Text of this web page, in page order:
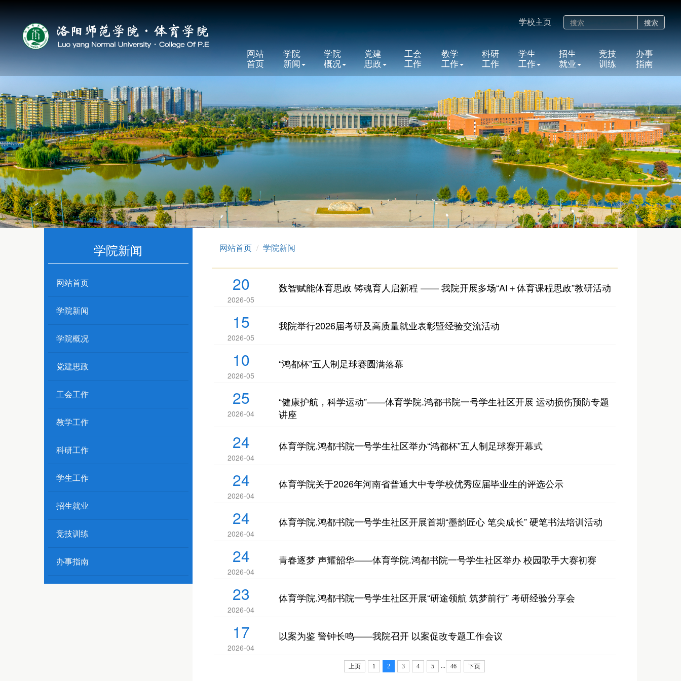
学校主页 搜索
网站
首页
学院
新闻
学院
概况
党建
思政
工会
工作
教学
工作
科研
工作
学生
工作
招生
就业
竞技
训练
办事
指南
学院新闻
网站首页
学院新闻
学院概况
党建思政
工会工作
教学工作
科研工作
学生工作
招生就业
竞技训练
办事指南
网站首页 学院新闻
20
2026-05
数智赋能体育思政 铸魂育人启新程 —— 我院开展多场“AI＋体育课程思政”教研活动
15
2026-05
我院举行2026届考研及高质量就业表彰暨经验交流活动
10
2026-05
“鸿都杯”五人制足球赛圆满落幕
25
2026-04
“健康护航，科学运动”——体育学院.鸿都书院一号学生社区开展 运动损伤预防专题
讲座
24
2026-04
体育学院.鸿都书院一号学生社区举办“鸿都杯”五人制足球赛开幕式
24
2026-04
体育学院关于2026年河南省普通大中专学校优秀应届毕业生的评选公示
24
2026-04
体育学院.鸿都书院一号学生社区开展首期“墨韵匠心 笔尖成长” 硬笔书法培训活动
24
2026-04
青春逐梦 声耀韶华——体育学院.鸿都书院一号学生社区举办 校园歌手大赛初赛
23
2026-04
体育学院.鸿都书院一号学生社区开展“研途领航 筑梦前行” 考研经验分享会
17
2026-04
以案为鉴 警钟长鸣——我院召开 以案促改专题工作会议
上页 1 2 3 4 5 46 下页